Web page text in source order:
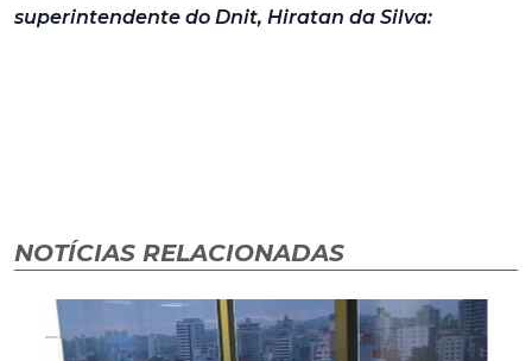
superintendente do Dnit, Hiratan da Silva:
NOTÍCIAS RELACIONADAS